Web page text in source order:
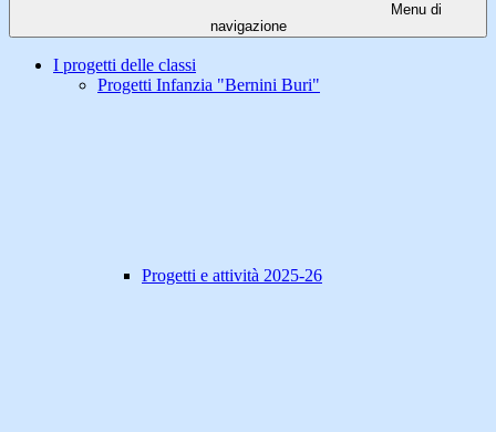
Menu di
navigazione
I progetti delle classi
Progetti Infanzia "Bernini Buri"
Progetti e attività 2025-26